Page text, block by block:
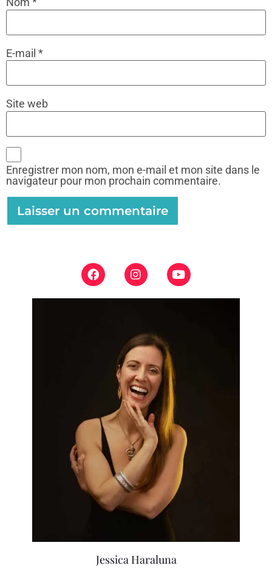
E-mail *
Site web
Enregistrer mon nom, mon e-mail et mon site dans le
navigateur pour mon prochain commentaire.
Jessica Haraluna